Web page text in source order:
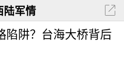
陆军情
陷阱？台海大桥背后